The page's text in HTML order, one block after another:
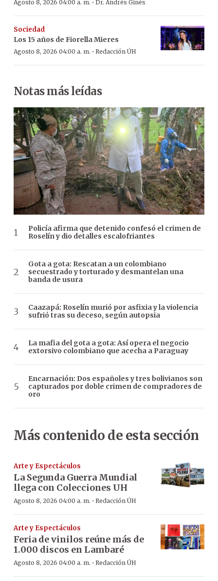
Agosto 8, 2026 04:00 a. m. · Dr. Andrés Ginés
Sociedad
Los 15 años de Fiorella Mieres
Agosto 8, 2026 04:00 a. m. · Redacción ÚH
Notas más leídas
Policía afirma que detenido confesó el crimen de
Roselín y dio detalles escalofriantes
Gota a gota: Rescatan a un colombiano
secuestrado y torturado y desmantelan una
banda de usura
Caazapá: Roselín murió por asfixia y la violencia
sufrió tras su deceso, según autopsia
La mafia del gota a gota: Así opera el negocio
extorsivo colombiano que acecha a Paraguay
Encarnación: Dos españoles y tres bolivianos son
capturados por doble crimen de compradores de
oro
Más contenido de esta sección
Arte y Espectáculos
La Segunda Guerra Mundial
llega con Colecciones UH
Agosto 8, 2026 04:00 a. m. · Redacción ÚH
Arte y Espectáculos
Feria de vinilos reúne más de
1.000 discos en Lambaré
Agosto 8, 2026 04:00 a. m. · Redacción ÚH